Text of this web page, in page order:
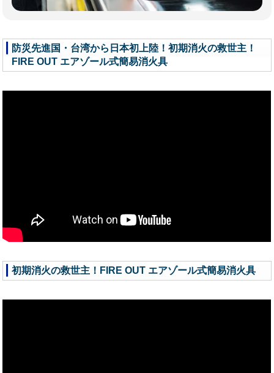
防災先進国・台湾から日本初上陸！初期消火の救世主！
FIRE OUT エアゾール式簡易消火具
初期消火の救世主！FIRE OUT エアゾール式簡易消火具